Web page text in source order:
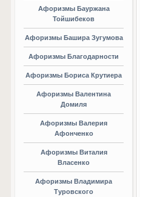
Афоризмы Бауржана
Тойшибеков
Афоризмы Башира Зугумова
Афоризмы Благодарности
Афоризмы Бориса Крутиера
Афоризмы Валентина
Домиля
Афоризмы Валерия
Афонченко
Афоризмы Виталия
Власенко
Афоризмы Владимира
Туровского